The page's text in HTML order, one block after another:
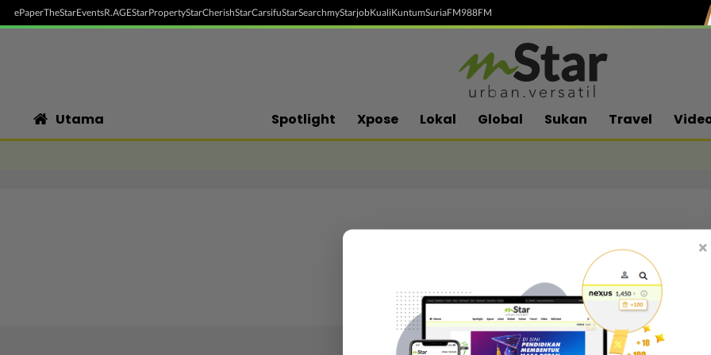
ePaperTheStarEventsR.AGEStarPropertyStarCherishStarCarsifuStarSearchmyStarjobKualiKuntumSuriaFM988FM
Utama Spotlight Xpose Lokal Global Sukan Travel
Follow media sosial kami
×